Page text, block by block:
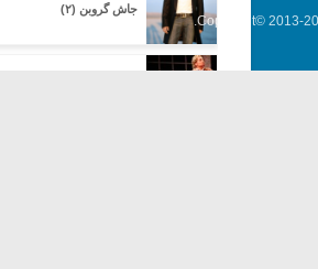
جاش گروبن (۲)
Copyright© 2013-